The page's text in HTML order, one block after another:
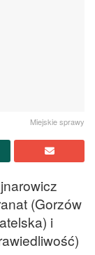
Miejskie sprawy
(Gorzów
i